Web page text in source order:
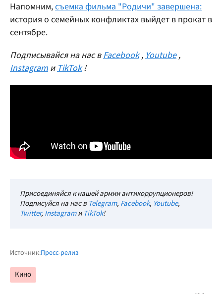
Напомним,съемка фильма "Родичи" завершена:
история о семейных конфликтах выйдет в прокат в
сентябре.
Подписывайся на нас вFacebook ,Youtube ,
Instagram иTikTok !
Присоединяйся к нашей армии антикоррупционеров!
Подписуйся на нас в Telegram, Facebook, Youtube,
Twitter, InstagramиTikTok!
Источник:Пресс-релиз
Кино